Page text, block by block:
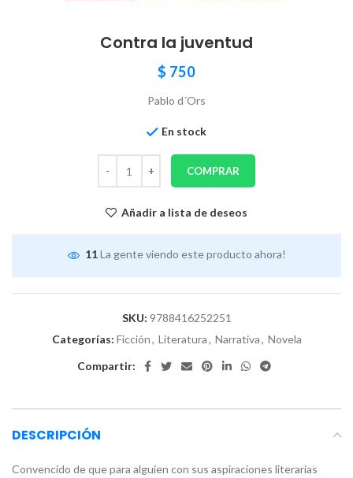
Contra la juventud
$ 750
Pablo d´Ors
En stock
COMPRAR
Añadir a lista de deseos
11 La gente viendo este producto ahora!
SKU: 9788416252251
Categorías: Ficción, Literatura, Narrativa, Novela
Compartir:
DESCRIPCIÓN
Convencido de que para alguien con sus aspiraciones literarias